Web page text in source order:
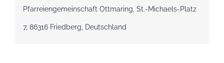
Pfarreiengemeinschaft Ottmaring, St.-Michaels-Platz
7, 86316 Friedberg, Deutschland